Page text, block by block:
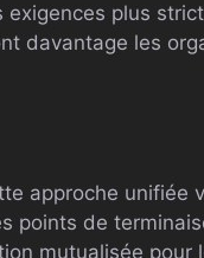
exigences plus
davantage les
approche unifiée
points de
mutualisée